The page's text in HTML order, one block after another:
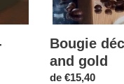
Bougie
and gold
Prix
de €15,40